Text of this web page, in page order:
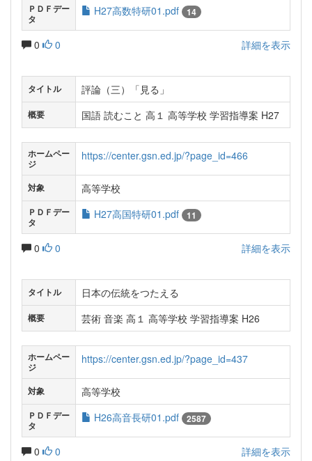
ＰＤＦデー
タ
H27高数特研01.pdf 14
0 0 詳細を表示
タイトル 評論（三）「見る」
概要 国語 読むこと 高１ 高等学校 学習指導案 H27
ホームペー
ジ
https://center.gsn.ed.jp/?page_id=466
対象 高等学校
ＰＤＦデー
タ
H27高国特研01.pdf 11
0 0 詳細を表示
タイトル 日本の伝統をつたえる
概要 芸術 音楽 高１ 高等学校 学習指導案 H26
ホームペー
ジ
https://center.gsn.ed.jp/?page_id=437
対象 高等学校
ＰＤＦデー
タ
H26高音長研01.pdf 2587
0 0 詳細を表示